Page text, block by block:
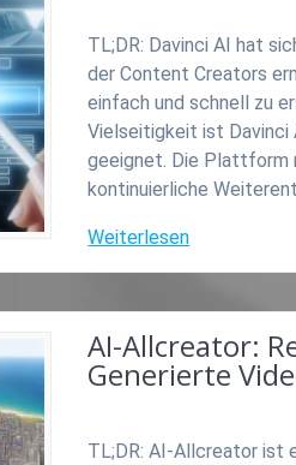
TL;DR: Davinci AI hat
der Content Creators
einfach und schnell zu
Vielseitigkeit ist Davinci
geeignet. Die Plattform
kontinuierliche
Weiterlesen
AI-Allcreator:
Generierte
TL;DR: AI-Allcreator ist